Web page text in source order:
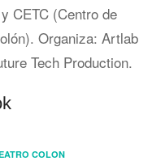
CETC (Centro de
Organiza: Artlab
Tech Production.
COLON